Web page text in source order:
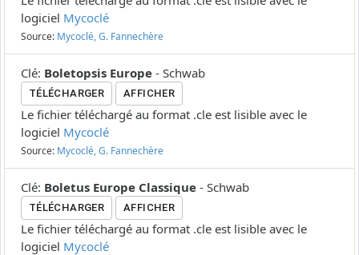
logiciel Mycoclé
Source: Mycoclé, G. Fannechère
Clé: Boletopsis Europe - Schwab
TÉLÉCHARGER AFFICHER
Le fichier téléchargé au format .cle est lisible avec le
logiciel Mycoclé
Source: Mycoclé, G. Fannechère
Clé: Boletus Europe Classique - Schwab
TÉLÉCHARGER AFFICHER
Le fichier téléchargé au format .cle est lisible avec le
logiciel Mycoclé